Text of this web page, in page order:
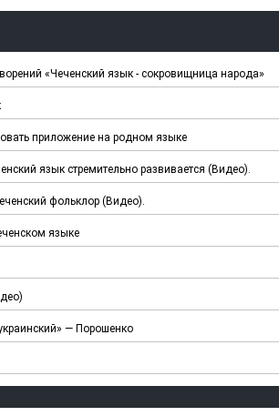
«Чеченский язык - сокровищница народа»
приложение на родном языке
язык стремительно развивается (Видео).
фольклор (Видео).
языке
— Порошенко